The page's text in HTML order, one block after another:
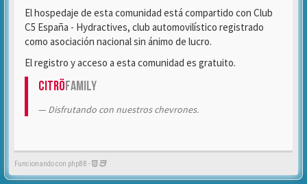
El hospedaje de esta comunidad está compartido con Club
C5 España - Hydractives, club automovilístico registrado
como asociación nacional sin ánimo de lucro.
El registro y acceso a esta comunidad es gratuito.
CitröFamily
Disfrutando con nuestros chevrones.
Funcionando con phpBB -